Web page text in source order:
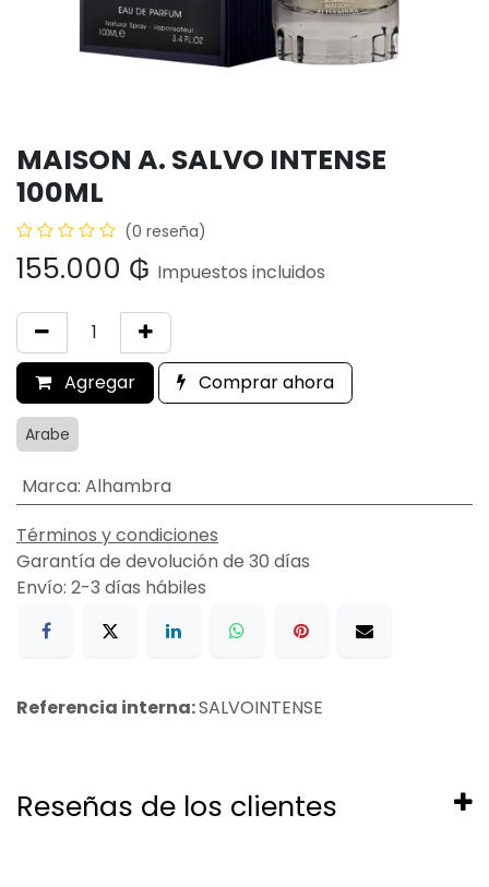
MAISON A. SALVO INTENSE
100ML
(0 reseña)
155.000 ₲ Impuestos incluidos
Agregar Comprar ahora
Arabe
Marca: Alhambra
Términos y condiciones
Garantía de devolución de 30 días
Envío: 2-3 días hábiles
Referencia interna:SALVOINTENSE
Reseñas de los clientes